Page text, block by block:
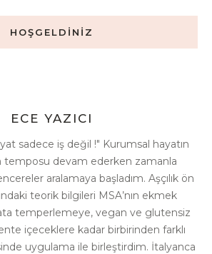
HOŞGELDİNİZ
ECE YAZICI
sadece iş değil !" Kurumsal hayatın
temposu devam ederken zamanla
aralamaya başladım. Aşçılık ön
teorik bilgileri MSA’nın ekmek
temperlemeye, vegan ve glutensiz
içeceklere kadar birbirinden farklı
uygulama ile birleştirdim. İtalyanca